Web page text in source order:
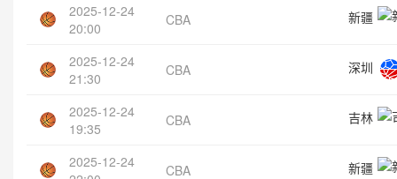
2025-12-24
20:00
CBA 新疆
2025-12-24
21:30
CBA 深圳
2025-12-24
19:35
CBA 吉林
2025-12-24
CBA 新疆